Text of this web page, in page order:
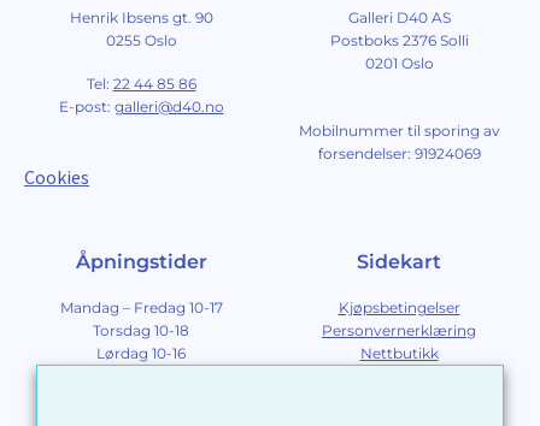
Henrik Ibsens gt. 90
0255 Oslo
Tel: 22 44 85 86
E-post: galleri@d40.no
Cookies
Galleri D40 AS
Postboks 2376 Solli
0201 Oslo
Mobilnummer til sporing av
forsendelser: 91924069
Åpningstider
Mandag – Fredag 10-17
Torsdag 10-18
Lørdag 10-16
Sidekart
Kjøpsbetingelser
Personvernerklæring
Nettbutikk